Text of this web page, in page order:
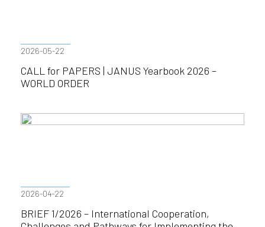
2026-05-22
CALL for PAPERS | JANUS Yearbook 2026 –
WORLD ORDER
2026-04-22
BRIEF 1/2026 – International Cooperation,